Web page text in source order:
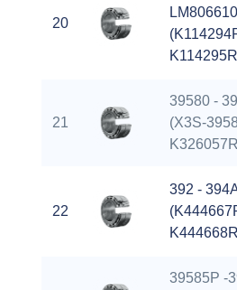
20
LM806610
21
39580 -
(X3S-
22
392 -
39585P -